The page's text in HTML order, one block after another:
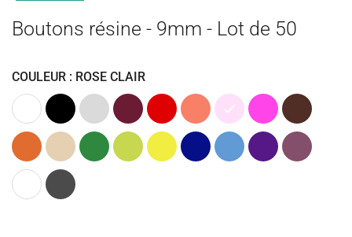
Boutons résine - 9mm - Lot de 50
COULEUR : ROSE CLAIR
Blanc Noir
Gris
clair
BordeauxRouge Corail Rose
Clair
Rose
fuchsia
Marron
OrangeBeige Vert
Vert
anis
Jaune Bleu
cobalt
Bleu Violet Figue
givrée
Multicolore
Gris
anthracite